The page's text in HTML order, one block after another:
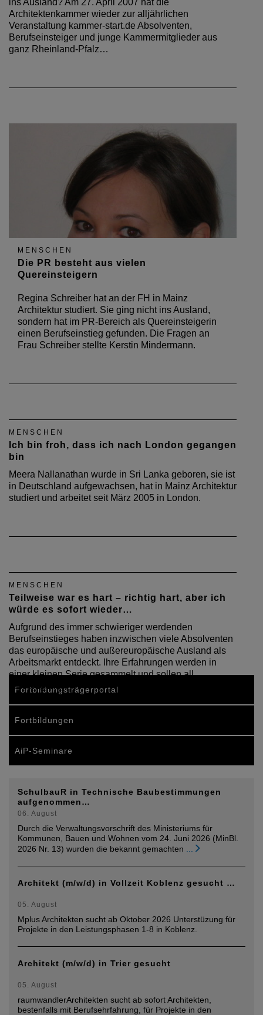
ins Ausland? Am 27. April 2007 hat die
Architektenkammer wieder zur alljährlichen
Veranstaltung kammer-start.de Absolventen,
Berufseinsteiger und junge Kammermitglieder aus
ganz Rheinland-Pfalz…
MENSCHEN
Die PR besteht aus vielen
Quereinsteigern
Regina Schreiber hat an der FH in Mainz
Architektur studiert. Sie ging nicht ins Ausland,
sondern hat im PR-Bereich als Quereinsteigerin
einen Berufseinstieg gefunden. Die Fragen an
Frau Schreiber stellte Kerstin Mindermann.
MENSCHEN
Ich bin froh, dass ich nach London gegangen
bin
Meera Nallanathan wurde in Sri Lanka geboren, sie ist
in Deutschland aufgewachsen, hat in Mainz Architektur
studiert und arbeitet seit März 2005 in London.
MENSCHEN
Teilweise war es hart – richtig hart, aber ich
würde es sofort wieder…
Aufgrund des immer schwieriger werdenden
Berufseinstieges haben inzwischen viele Absolventen
das europäische und außereuropäische Ausland als
Arbeitsmarkt entdeckt. Ihre Erfahrungen werden in
einer kleinen Serie gesammelt und sollen all
denjenigen,…
Fortbildungsträgerportal
Fortbildungen
AiP-Seminare
SchulbauR in Technische Baubestimmungen
aufgenommen…
06. August
Durch die Verwaltungsvorschrift des Ministeriums für
Kommunen, Bauen und Wohnen vom 24. Juni 2026 (MinBl.
2026 Nr. 13) wurden die bekannt gemachten
Architekt (m/w/d) in Vollzeit Koblenz gesucht …
05. August
Mplus Architekten sucht ab Oktober 2026 Unterstüzung für
Projekte in den Leistungsphasen 1-8 in Koblenz.
Architekt (m/w/d) in Trier gesucht
05. August
raumwandlerArchitekten sucht ab sofort Architekten,
bestenfalls mit Berufsehrfahrung, für Projekte in den